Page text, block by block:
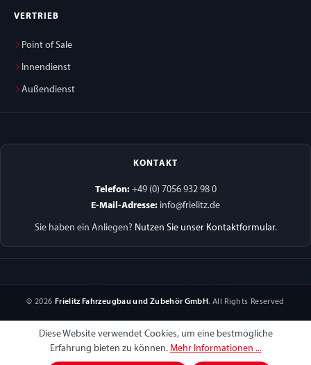
VERTRIEB
Point of Sale
Innendienst
Außendienst
KONTAKT
Telefon:+49 (0) 7056 932 98 0
E-Mail-Adresse: info@frielitz.de
Sie haben ein Anliegen? Nutzen Sie unser Kontaktformular.
© 2026 Frielitz Fahrzeugbau und Zubehör GmbH. All Rights Reserved
Diese Website verwendet Cookies, um eine bestmögliche
Erfahrung bieten zu können. Mehr Informationen ...